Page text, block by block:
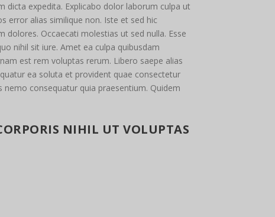
dicta expedita. Explicabo dolor laborum culpa ut
error alias similique non. Iste et sed hic
Occaecati molestias ut sed nulla. Esse
nihil sit iure. Amet ea culpa quibusdam
est rem voluptas rerum. Libero saepe alias
ea soluta et provident quae consectetur
consequatur quia praesentium. Quidem
NIHIL UT VOLUPTAS